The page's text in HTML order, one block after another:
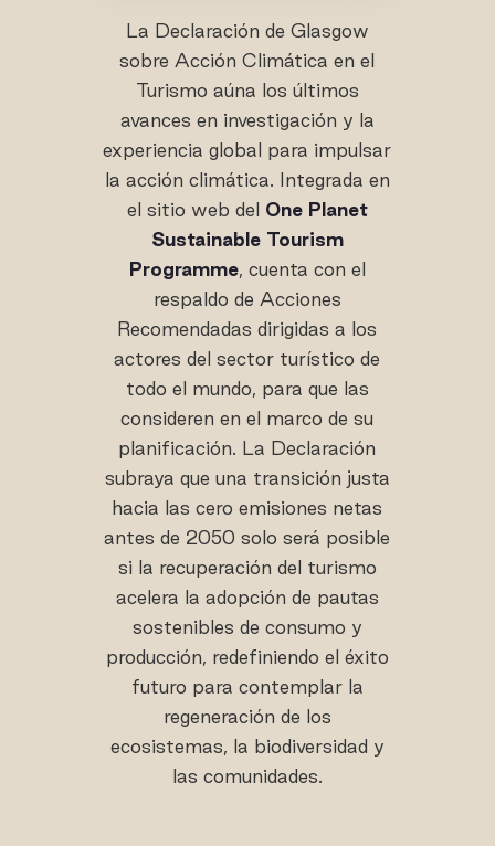
La Declaración de Glasgow
sobre Acción Climática en el
Turismo aúna los últimos
avances en investigación y la
experiencia global para impulsar
la acción climática. Integrada en
el sitio web del One Planet
Sustainable Tourism
Programme, cuenta con el
respaldo de Acciones
Recomendadas dirigidas a los
actores del sector turístico de
todo el mundo, para que las
consideren en el marco de su
planificación. La Declaración
subraya que una transición justa
hacia las cero emisiones netas
antes de 2050 solo será posible
si la recuperación del turismo
acelera la adopción de pautas
sostenibles de consumo y
producción, redefiniendo el éxito
futuro para contemplar la
regeneración de los
ecosistemas, la biodiversidad y
las comunidades.